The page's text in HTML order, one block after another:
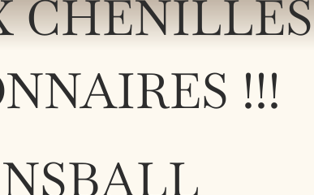
CHENILLES
!!!